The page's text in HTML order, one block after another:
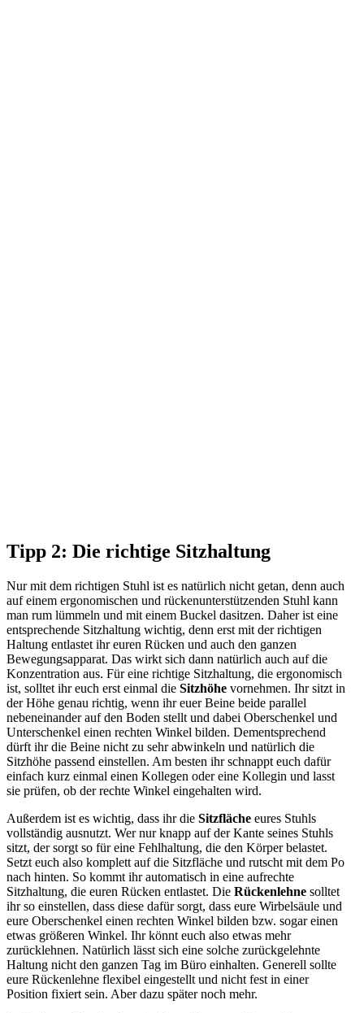
Tipp 2: Die richtige Sitzhaltung
Nur mit dem richtigen Stuhl ist es natürlich nicht getan, denn auch
auf einem ergonomischen und rückenunterstützenden Stuhl kann
man rum lümmeln und mit einem Buckel dasitzen. Daher ist eine
entsprechende Sitzhaltung wichtig, denn erst mit der richtigen
Haltung entlastet ihr euren Rücken und auch den ganzen
Bewegungsapparat. Das wirkt sich dann natürlich auch auf die
Konzentration aus. Für eine richtige Sitzhaltung, die ergonomisch
ist, solltet ihr euch erst einmal die Sitzhöhe vornehmen. Ihr sitzt in
der Höhe genau richtig, wenn ihr euer Beine beide parallel
nebeneinander auf den Boden stellt und dabei Oberschenkel und
Unterschenkel einen rechten Winkel bilden. Dementsprechend
dürft ihr die Beine nicht zu sehr abwinkeln und natürlich die
Sitzhöhe passend einstellen. Am besten ihr schnappt euch dafür
einfach kurz einmal einen Kollegen oder eine Kollegin und lasst
sie prüfen, ob der rechte Winkel eingehalten wird.
Außerdem ist es wichtig, dass ihr die Sitzfläche eures Stuhls
vollständig ausnutzt. Wer nur knapp auf der Kante seines Stuhls
sitzt, der sorgt so für eine Fehlhaltung, die den Körper belastet.
Setzt euch also komplett auf die Sitzfläche und rutscht mit dem Po
nach hinten. So kommt ihr automatisch in eine aufrechte
Sitzhaltung, die euren Rücken entlastet. Die Rückenlehne solltet
ihr so einstellen, dass diese dafür sorgt, dass eure Wirbelsäule und
eure Oberschenkel einen rechten Winkel bilden bzw. sogar einen
etwas größeren Winkel. Ihr könnt euch also etwas mehr
zurücklehnen. Natürlich lässt sich eine solche zurückgelehnte
Haltung nicht den ganzen Tag im Büro einhalten. Generell sollte
eure Rückenlehne flexibel eingestellt und nicht fest in einer
Position fixiert sein. Aber dazu später noch mehr.